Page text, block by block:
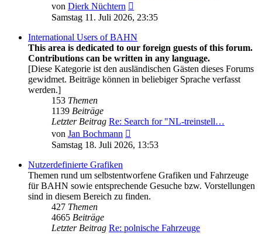
von Dierk Nüchtern
Beitrag
Samstag 11. Juli 2026, 23:35
International Users of BAHN
This area is dedicated to our foreign guests of this forum.
Contributions can be written in any language.
[Diese Kategorie ist den ausländischen Gästen dieses Forums
gewidmet. Beiträge können in beliebiger Sprache verfasst
werden.]
153 Themen
1139 Beiträge
Letzter Beitrag Re: Search for "NL-treinstell…
von Jan Bochmann
Beitrag
Samstag 18. Juli 2026, 13:53
Nutzerdefinierte Grafiken
Themen rund um selbstentworfene Grafiken und Fahrzeuge
für BAHN sowie entsprechende Gesuche bzw. Vorstellungen
sind in diesem Bereich zu finden.
427 Themen
4665 Beiträge
Letzter Beitrag Re: polnische Fahrzeuge